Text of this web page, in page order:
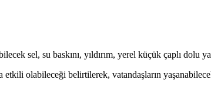
sel, su baskını, yıldırım, yerel küçük çaplı dolu
etkili olabileceği belirtilerek, vatandaşların